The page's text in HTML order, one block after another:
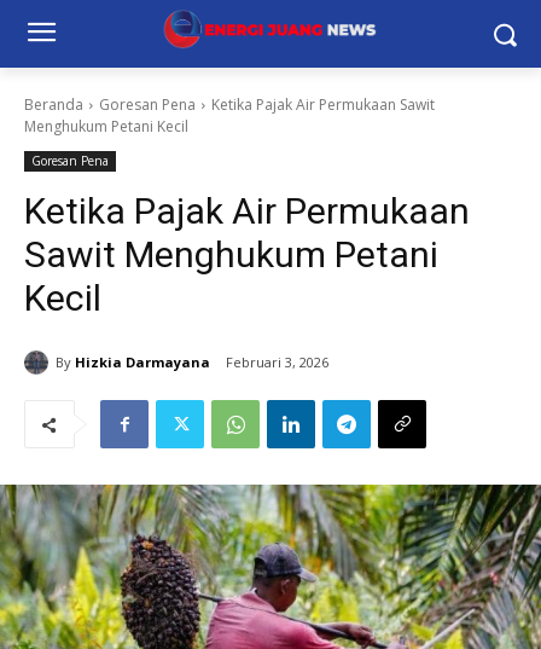
Beranda Goresan Pena
Ketika Pajak Air Permukaan Sawit
Menghukum Petani Kecil
Goresan Pena
Ketika Pajak Air Permukaan
Sawit Menghukum Petani
Kecil
By Hizkia Darmayana Februari 3, 2026